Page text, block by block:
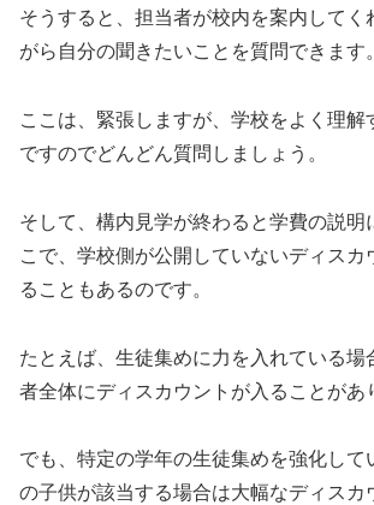
そうすると、担当者が校内を案内してく
がら自分の聞きたいことを質問できます。
ここは、緊張しますが、学校をよく理解
ですのでどんどん質問しましょう。
そして、構内見学が終わると学費の説明
こで、学校側が公開していないディスカ
ることもあるのです。
たとえば、生徒集めに力を入れている場
者全体にディスカウントが入ることがあ
でも、特定の学年の生徒集めを強化して
の子供が該当する場合は大幅なディスカ